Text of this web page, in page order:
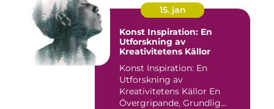
15. jan
Konst Inspiration: En
Utforskning av
Kreativitetens Källor
Konst Inspiration: En
Utforskning av
Kreativitetens Källor En
Övergripande, Grundlig